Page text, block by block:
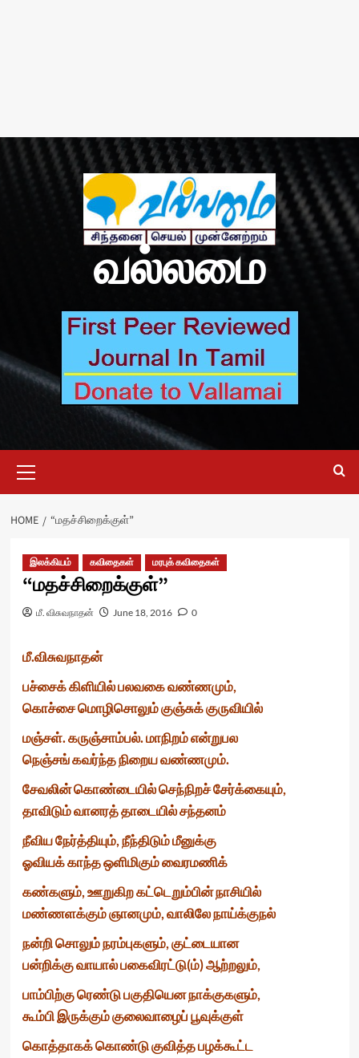
வல்லமை
Menu
HOME “மதச்சிறைக்குள்”
இலக்கியம் கவிதைகள் மரபுக் கவிதைகள்
“மதச்சிறைக்குள்”
மீ. விசுவநாதன் June 18, 2016 0
மீ.விசுவநாதன்
பச்சைக் கிளியில் பலவகை வண்ணமும்,
கொச்சை மொழிசொலும் குஞ்சுக் குருவியில்
மஞ்சள். கருஞ்சாம்பல். மாநிறம் என்றுபல
நெஞ்சங் கவர்ந்த நிறைய வண்ணமும்.
சேவலின் கொண்டையில் செந்நிறச் சேர்க்கையும்,
தாவிடும் வானரத் தாடையில் சந்தனம்
நீவிய நேர்த்தியும், நீந்திடும் மீனுக்கு
ஓவியக் காந்த ஒளிமிகும் வைரமணிக்
கண்களும், ஊறுகிற கட்டெறும்பின் நாசியில்
மண்ணளக்கும் ஞானமும், வாலிலே நாய்க்குநல்
நன்றி சொலும் நரம்புகளும், குட்டையான
பன்றிக்கு வாயால் பகைவிரட்டு(ம்) ஆற்றலும்,
பாம்பிற்கு ரெண்டு பகுதியென நாக்குகளும்,
கூம்பி இருக்கும் குலைவாழைப் பூவுக்குள்
கொத்தாகக் கொண்டு குவித்த பழக்கூட்ட